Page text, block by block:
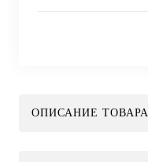
ОПИСАНИЕ ТОВАРА